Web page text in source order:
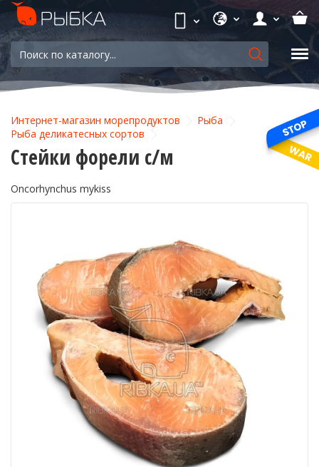
Интернет-магазин морепродуктов
Рыба
Рыба деликатесных сортов
Стейки форели с/м
Oncorhynchus mykiss